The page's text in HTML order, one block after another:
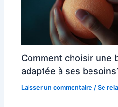
Comment choisir une
adaptée à ses
Laisser un commentaire /Se